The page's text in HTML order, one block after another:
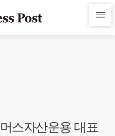
스자산운용 대표